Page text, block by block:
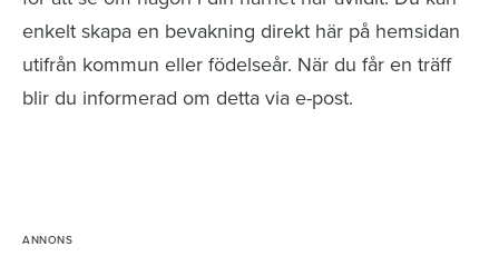
enkelt skapa en bevakning direkt här på hemsidan
utifrån kommun eller födelseår. När du får en träff
blir du informerad om detta via e-post.